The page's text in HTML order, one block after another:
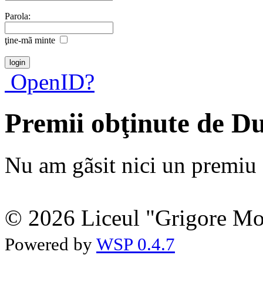
Parola:
ţine-mã minte
OpenID?
Premii obţinute de
Nu am gãsit nici un premiu
© 2026 Liceul "Grigore
Powered by WSP 0.4.7